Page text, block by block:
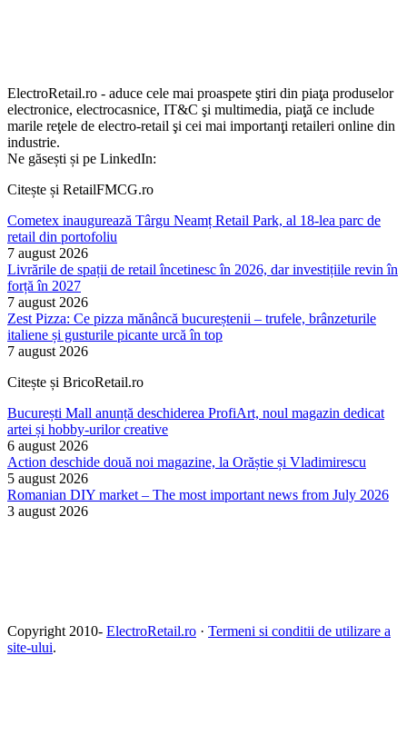
ElectroRetail.ro - aduce cele mai proaspete ştiri din piaţa produselor
electronice, electrocasnice, IT&C şi multimedia, piaţă ce include
marile reţele de electro-retail şi cei mai importanţi retaileri online din
industrie.
Ne găsești și pe LinkedIn:
Citește și RetailFMCG.ro
Cometex inaugurează Târgu Neamț Retail Park, al 18-lea parc de
retail din portofoliu
7 august 2026
Livrările de spații de retail încetinesc în 2026, dar investițiile revin în
forță în 2027
7 august 2026
Zest Pizza: Ce pizza mănâncă bucureștenii – trufele, brânzeturile
italiene și gusturile picante urcă în top
7 august 2026
Citește și BricoRetail.ro
București Mall anunță deschiderea ProfiArt, noul magazin dedicat
artei și hobby-urilor creative
6 august 2026
Action deschide două noi magazine, la Orăștie și Vladimirescu
5 august 2026
Romanian DIY market – The most important news from July 2026
3 august 2026
Copyright 2010- ElectroRetail.ro · Termeni si conditii de utilizare a
site-ului.